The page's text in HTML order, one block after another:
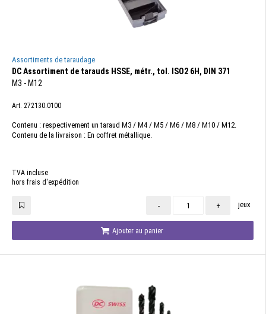
Assortiments de taraudage
DC Assortiment de tarauds HSSE, métr., tol. ISO2 6H, DIN 371
M3 - M12
Art. 272130.0100
Contenu : respectivement un taraud M3 / M4 / M5 / M6 / M8 / M10 / M12.
Contenu de la livraison : En coffret métallique.
TVA incluse
hors frais d'expédition
- + jeux
Ajouter au panier